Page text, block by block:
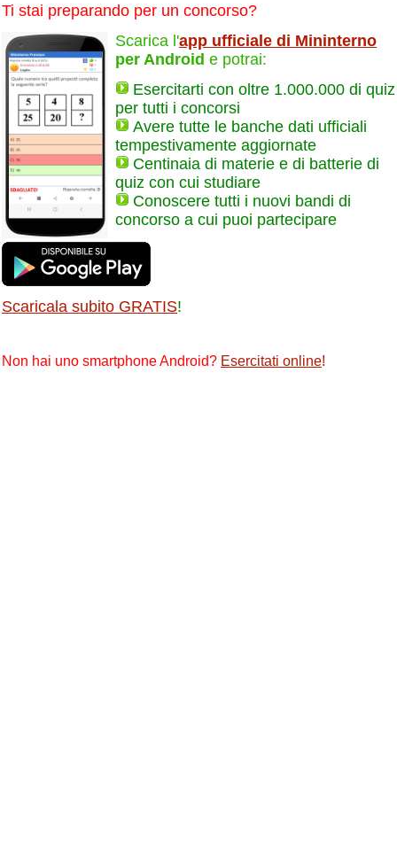
Ti stai preparando per un concorso?
Scarica l'app ufficiale di Mininterno
per Android e potrai:
Esercitarti con oltre 1.000.000 di quiz
per tutti i concorsi
Avere tutte le banche dati ufficiali
tempestivamente aggiornate
Centinaia di materie e di batterie di
quiz con cui studiare
Conoscere tutti i nuovi bandi di
concorso a cui puoi partecipare
Scaricala subito GRATIS!
Non hai uno smartphone Android? Esercitati online!